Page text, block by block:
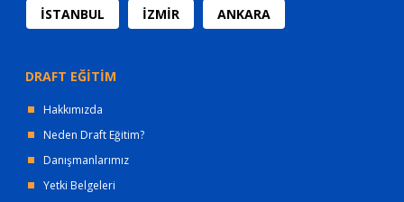
İSTANBUL İZMİR ANKARA
DRAFT EĞİTİM
Hakkımızda
Neden Draft Eğitim?
Danışmanlarımız
Yetki Belgeleri